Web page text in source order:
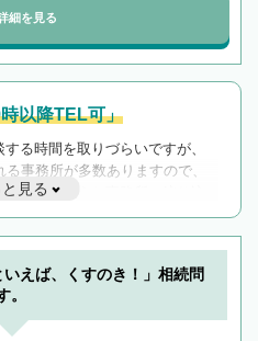
細を見る
以降TEL可」
る時間を取りづらいですが、
事務所が多数ありますので、
はそのような事務所に絞り込
可の条件
再検索
見る
いえば、くすのき！」相続問
。